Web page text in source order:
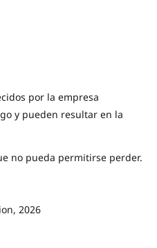
por la empresa
y pueden resultar en la
no pueda permitirse perder.
2026